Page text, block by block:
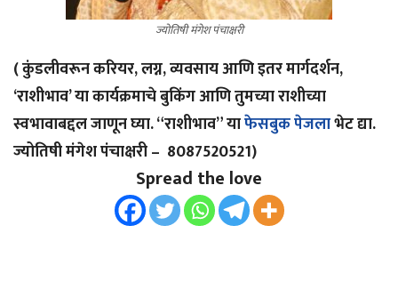
ज्योतिषी मंगेश पंचाक्षरी
( कुंडलीवरून करियर, लग्न, व्यवसाय आणि इतर मार्गदर्शन,
‘राशीभाव’ या कार्यक्रमाचे बुकिंग आणि तुमच्या राशीच्या
स्वभावाबद्दल जाणून घ्या. “राशीभाव” याफेसबुक पेजलाभेट द्या.
ज्योतिषी मंगेश पंचाक्षरी – 8087520521)
Spread the love